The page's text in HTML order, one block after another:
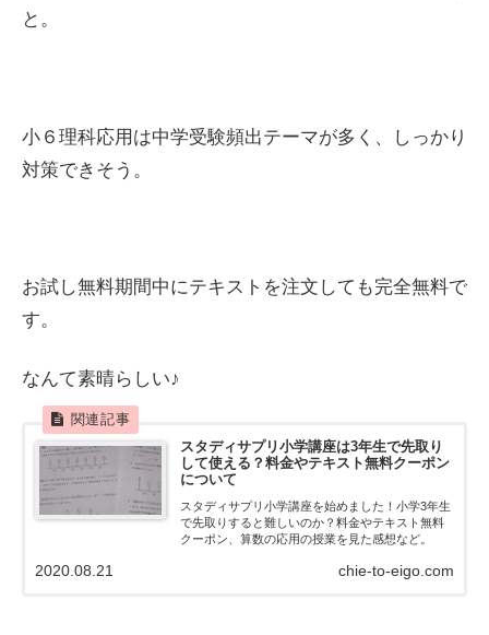
と。
小６理科応用は中学受験頻出テーマが多く、しっかり
対策できそう。
お試し無料期間中にテキストを注文しても完全無料で
す。
なんて素晴らしい♪
スタディサプリ小学講座は3年生で先取り
して使える？料金やテキスト無料クーポン
について
スタディサプリ小学講座を始めました！小学3年生
で先取りすると難しいのか？料金やテキスト無料
クーポン、算数の応用の授業を見た感想など。
chie-to-eigo.com
2020.08.21